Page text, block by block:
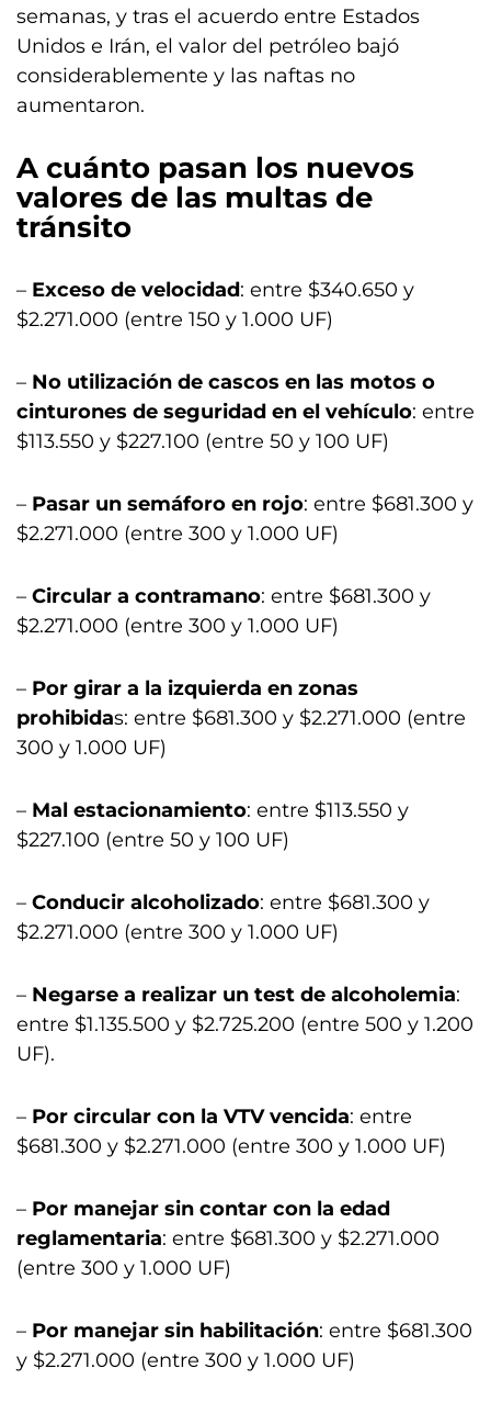
semanas, y tras el acuerdo entre Estados
Unidos e Irán, el valor del petróleo bajó
considerablemente y las naftas no
aumentaron.
A cuánto pasan los nuevos
valores de las multas de
tránsito
– Exceso de velocidad: entre $340.650 y
$2.271.000 (entre 150 y 1.000 UF)
– No utilización de cascos en las motos o
cinturones de seguridad en el vehículo: entre
$113.550 y $227.100 (entre 50 y 100 UF)
– Pasar un semáforo en rojo: entre $681.300 y
$2.271.000 (entre 300 y 1.000 UF)
– Circular a contramano: entre $681.300 y
$2.271.000 (entre 300 y 1.000 UF)
– Por girar a la izquierda en zonas
prohibidas: entre $681.300 y $2.271.000 (entre
300 y 1.000 UF)
– Mal estacionamiento: entre $113.550 y
$227.100 (entre 50 y 100 UF)
– Conducir alcoholizado: entre $681.300 y
$2.271.000 (entre 300 y 1.000 UF)
– Negarse a realizar un test de alcoholemia:
entre $1.135.500 y $2.725.200 (entre 500 y 1.200
UF).
– Por circular con la VTV vencida: entre
$681.300 y $2.271.000 (entre 300 y 1.000 UF)
– Por manejar sin contar con la edad
reglamentaria: entre $681.300 y $2.271.000
(entre 300 y 1.000 UF)
– Por manejar sin habilitación: entre $681.300
y $2.271.000 (entre 300 y 1.000 UF)